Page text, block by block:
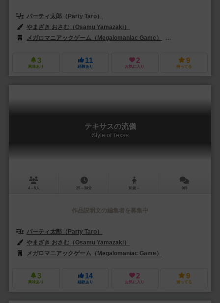
パーティ太郎（Party Taro）
やまざき おさむ（Osamu Yamazaki）
メガロマニアックゲーム（Megalomaniac Game）
3
興味あり
11
経験あり
2
お気に入り
9
持ってる
テキサスの流儀
Style of Texas
4～5人 25～30分 10歳～ 0件
作品説明文の編集者を募集中
パーティ太郎（Party Taro）
やまざき おさむ（Osamu Yamazaki）
メガロマニアックゲーム（Megalomaniac Game）
3
興味あり
14
経験あり
2
お気に入り
9
持ってる